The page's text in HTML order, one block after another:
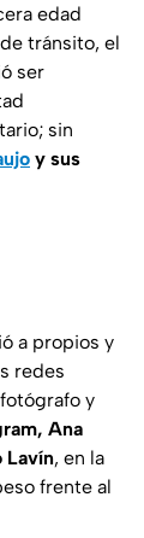
edad
tránsito, el
ser
sin
y sus
a propios y
redes
y
Ana
Lavín, en la
frente al